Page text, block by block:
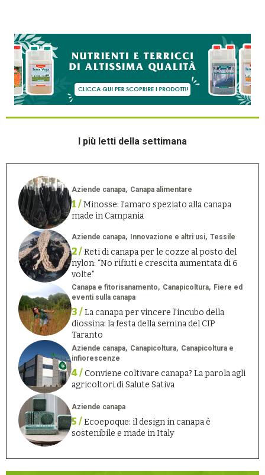
I più letti della settimana
Aziende canapa Canapa alimentare
1 /Minosse: l’amaro speziato alla canapa
made in Campania
Aziende canapa Innovazione e altri usi Tessile
2 /Reti di canapa per le cozze al posto del
nylon: “No rifiuti e crescita aumentata di 6
volte”
Canapa e fitorisanamento Canapicoltura
Fiere ed
eventi sulla canapa
3 /La canapa per vincere l’incubo della
diossina: la festa della semina del CIP
Taranto
Aziende canapa Canapicoltura
Canapicoltura e
infiorescenze
4 /Conviene coltivare canapa? La parola agli
agricoltori di Salute Sativa
Aziende canapa
5 /Ecoepoque: il design in canapa è
sostenibile e made in Italy